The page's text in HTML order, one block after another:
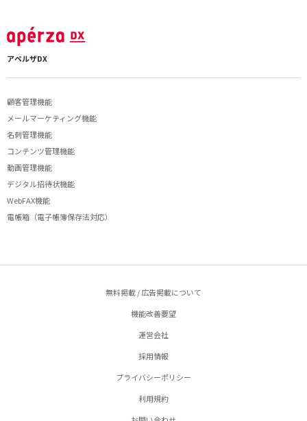
アペルザDX
顧客管理機能
メールマーケティング機能
名刺管理機能
コンテンツ管理機能
動画管理機能
デジタル招待状機能
WebFAX機能
電帳箱（電子帳簿保存法対応）
無料掲載 / 広告掲載について
機能改善要望
運営会社
採用情報
プライバシーポリシー
利用規約